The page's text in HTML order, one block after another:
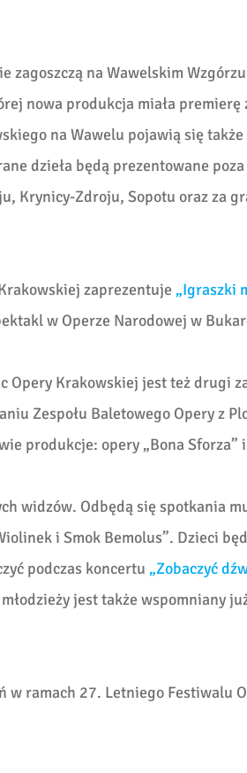
na Wawelskim
nowa produkcja miała
na Wawelu pojawią się także
dzieła będą prezentowane
Krynicy-Zdroju, Sopotu oraz za
zaprezentuje „Igraszki
w Operze Narodowej w
Opery Krakowskiej jest też drugi
Zespołu Baletowego Opery z
produkcje: opery „Bona Sforza” i
widzów. Odbędą się spotkania
i Smok Bemolus”. Dzieci
podczas koncertu „Zobaczyć
jest także wspomniany
w ramach 27. Letniego Festiwalu